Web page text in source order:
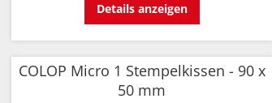
Details anzeigen
COLOP Micro 1 Stempelkissen - 90 x
50 mm